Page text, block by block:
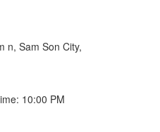
n, Sam Son City,
10:00 PM